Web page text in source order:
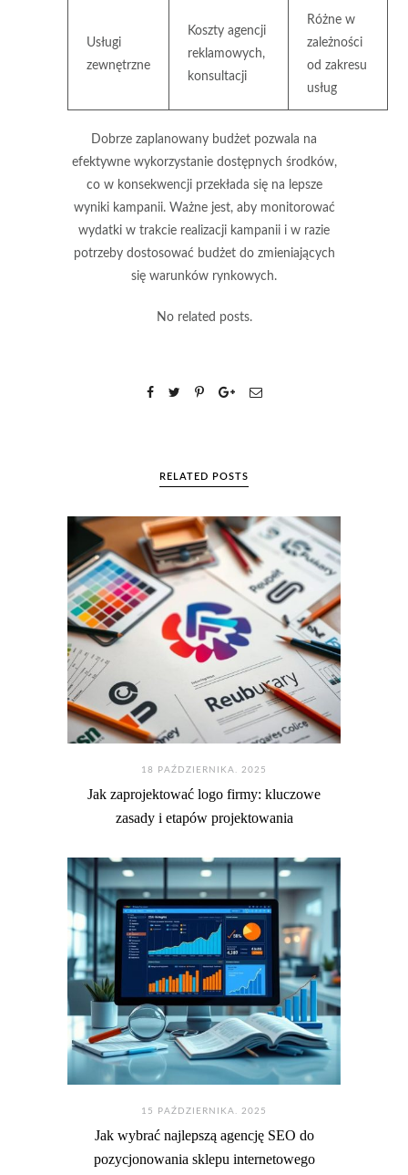
Usługi
zewnętrzne
Koszty agencji
reklamowych,
konsultacji
Różne w
zależności
od zakresu
usług
Dobrze zaplanowany budżet pozwala na
efektywne wykorzystanie dostępnych środków,
co w konsekwencji przekłada się na lepsze
wyniki kampanii. Ważne jest, aby monitorować
wydatki w trakcie realizacji kampanii i w razie
potrzeby dostosować budżet do zmieniających
się warunków rynkowych.
No related posts.
RELATED POSTS
18 PAŹDZIERNIKA. 2025
Jak zaprojektować logo firmy: kluczowe
zasady i etapów projektowania
15 PAŹDZIERNIKA. 2025
Jak wybrać najlepszą agencję SEO do
pozycjonowania sklepu internetowego